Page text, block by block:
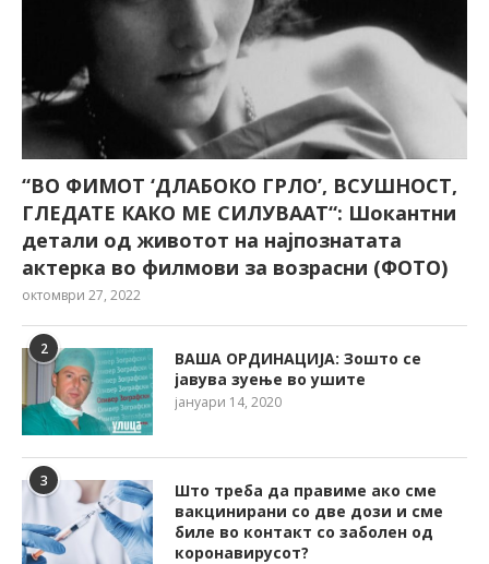
“ВО ФИМОТ ‘ДЛАБОКО ГРЛО’, ВСУШНОСТ,
ГЛЕДАТЕ КАКО МЕ СИЛУВААТ“: Шокантни
детали од животот на најпознатата
актерка во филмови за возрасни (ФОТО)
октомври 27, 2022
2
ВАША ОРДИНАЦИЈА: Зошто се
јавува зуење во ушите
јануари 14, 2020
3
Што треба да правиме ако сме
вакцинирани со две дози и сме
биле во контакт со заболен од
коронавирусот?